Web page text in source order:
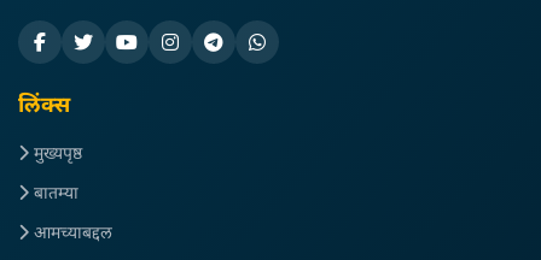
लिंक्स
मुख्यपृष्ठ
बातम्या
आमच्याबद्दल